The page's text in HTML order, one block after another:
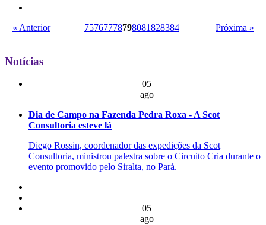
« Anterior 75767778798081828384 Próxima »
Notícias
05
ago
Dia de Campo na Fazenda Pedra Roxa - A Scot
Consultoria esteve lá
Diego Rossin, coordenador das expedições da Scot
Consultoria, ministrou palestra sobre o Circuito Cria durante o
evento promovido pelo Siralta, no Pará.
05
ago